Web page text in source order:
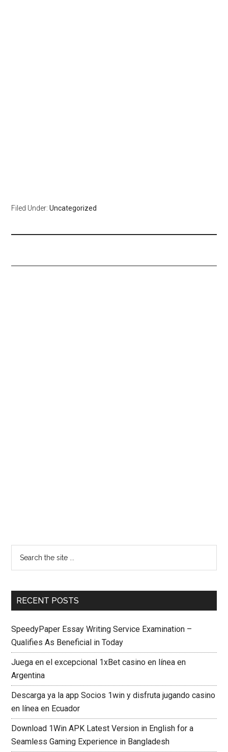
Filed Under:Uncategorized
RECENT POSTS
SpeedyPaper Essay Writing Service Examination –
Qualifies As Beneficial in Today
Juega en el excepcional 1xBet casino en línea en
Argentina
Descarga ya la app Socios 1win y disfruta jugando casino
en línea en Ecuador
Download 1Win APK Latest Version in English for a
Seamless Gaming Experience in Bangladesh